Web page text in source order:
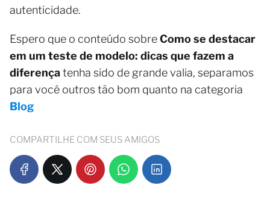
autenticidade.
Espero que o conteúdo sobreComo se destacar
em um teste de modelo: dicas que fazem a
diferençatenha sido de grande valia, separamos
para você outros tão bom quanto na categoria
Blog
COMPARTILHE COM SEUS AMIGOS